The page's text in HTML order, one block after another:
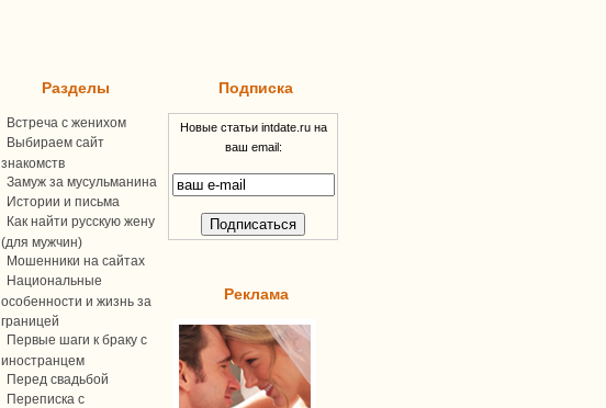
Разделы
Встреча с женихом
Выбираем сайт
знакомств
Замуж за мусульманина
Истории и письма
Как найти русскую жену
(для мужчин)
Мошенники на сайтах
Национальные
особенности и жизнь за
границей
Первые шаги к браку с
иностранцем
Перед свадьбой
Переписка c
Подписка
Новые статьи intdate.ru на
ваш email:
Реклама